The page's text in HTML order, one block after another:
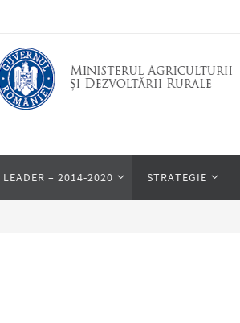
LEADER – 2014-2020 STRATEGIE